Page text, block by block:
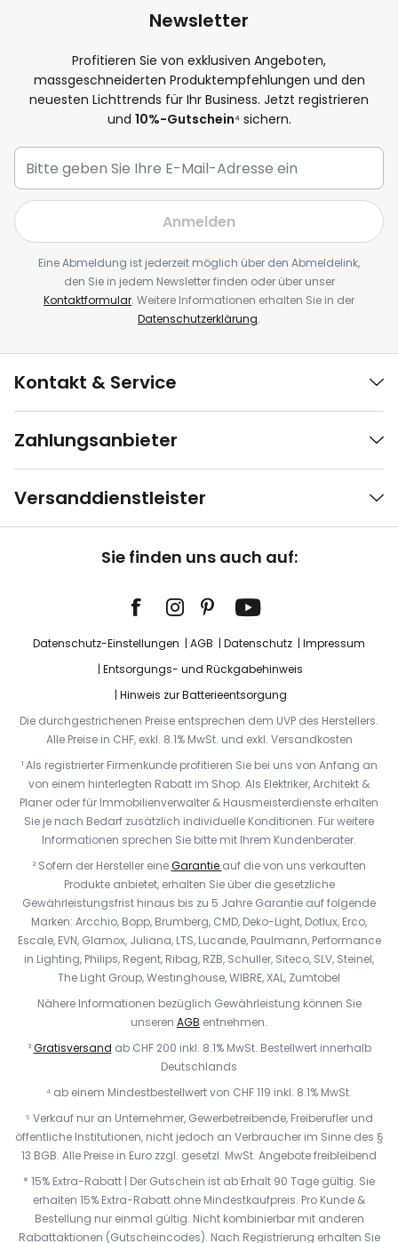
Newsletter
Profitieren Sie von exklusiven Angeboten,
massgeschneiderten Produktempfehlungen und den
neuesten Lichttrends für Ihr Business. Jetzt registrieren
und 10%-Gutschein⁴ sichern.
Anmelden
Eine Abmeldung ist jederzeit möglich über den Abmeldelink,
den Sie in jedem Newsletter finden oder über unser
Kontaktformular. Weitere Informationen erhalten Sie in der
Datenschutzerklärung.
Kontakt & Service
Zahlungsanbieter
Versanddienstleister
Sie finden uns auch auf:
Datenschutz-Einstellungen AGB Datenschutz
Impressum
Entsorgungs- und Rückgabehinweis
Hinweis zur Batterieentsorgung
Die durchgestrichenen Preise entsprechen dem UVP des Herstellers.
Alle Preise in CHF, exkl. 8.1% MwSt. und exkl. Versandkosten
¹ Als registrierter Firmenkunde profitieren Sie bei uns von Anfang an
von einem hinterlegten Rabatt im Shop. Als Elektriker, Architekt &
Planer oder für Immobilienverwalter & Hausmeisterdienste erhalten
Sie je nach Bedarf zusätzlich individuelle Konditionen. Für weitere
Informationen sprechen Sie bitte mit Ihrem Kundenberater.
² Sofern der Hersteller eineGarantie auf die von uns verkauften
Produkte anbietet, erhalten Sie über die gesetzliche
Gewährleistungsfrist hinaus bis zu 5 Jahre Garantie auf folgende
Marken: Arcchio, Bopp, Brumberg, CMD, Deko-Light, Dotlux, Erco,
Escale, EVN, Glamox, Juliana, LTS, Lucande, Paulmann, Performance
in Lighting, Philips, Regent, Ribag, RZB, Schuller, Siteco, SLV, Steinel,
The Light Group, Westinghouse, WIBRE, XAL, Zumtobel
Nähere Informationen bezüglich Gewährleistung können Sie
unseren AGB entnehmen.
³Gratisversand ab CHF 200 inkl. 8.1% MwSt. Bestellwert innerhalb
Deutschlands
⁴ ab einem Mindestbestellwert von CHF 119 inkl. 8.1% MwSt.
⁵ Verkauf nur an Unternehmer, Gewerbetreibende, Freiberufler und
öffentliche Institutionen, nicht jedoch an Verbraucher im Sinne des §
13 BGB. Alle Preise in Euro zzgl. gesetzl. MwSt. Angebote freibleibend
* 15% Extra-Rabatt | Der Gutschein ist ab Erhalt 90 Tage gültig. Sie
erhalten 15% Extra-Rabatt ohne Mindestkaufpreis. Pro Kunde &
Bestellung nur einmal gültig. Nicht kombinierbar mit anderen
Rabattaktionen (Gutscheincodes). Nach Registrierung erhalten Sie